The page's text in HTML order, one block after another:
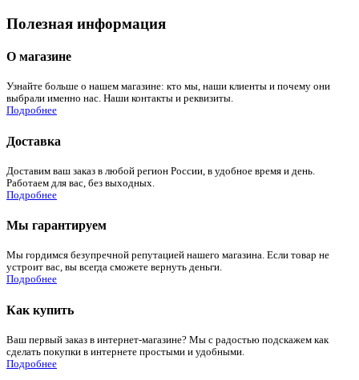
Полезная информация
О магазине
Узнайте больше о нашем магазине: кто мы, наши клиенты и почему они
выбрали именно нас. Наши контакты и реквизиты.
Подробнее
Доставка
Доставим ваш заказ в любой регион России, в удобное время и день.
Работаем для вас, без выходных.
Подробнее
Мы гарантируем
Мы гордимся безупречной репутацией нашего магазина. Если товар не
устроит вас, вы всегда сможете вернуть деньги.
Подробнее
Как купить
Ваш первый заказ в интернет-магазине? Мы с радостью подскажем как
сделать покупки в интернете простыми и удобными.
Подробнее